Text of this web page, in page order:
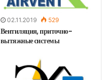
02.11.2019 529
Вентиляция, приточно-
вытяжные системы